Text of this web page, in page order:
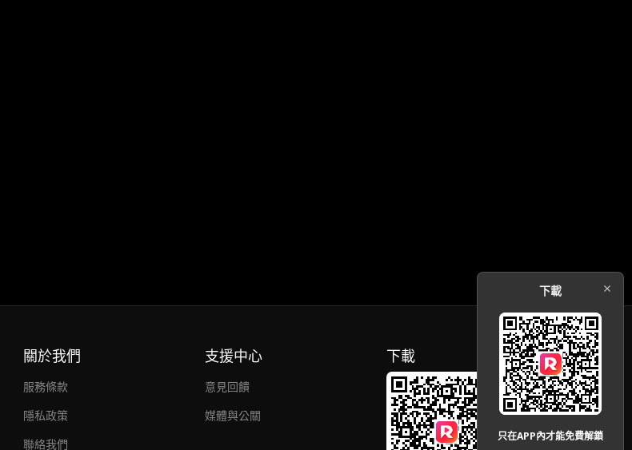
關於我們
服務條款
隱私政策
聯絡我們
支援中心
意見回饋
媒體與公關
下載
下載
只在APP內才能免費解鎖